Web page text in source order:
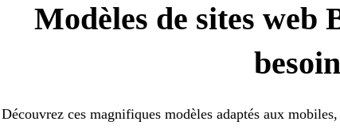
Modèles de sites web
Découvrez ces magnifiques modèles adaptés aux